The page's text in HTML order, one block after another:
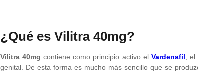
¿Qué es Vilitra 40mg?
Vilitra 40mg contiene como principio activo el Vardenafil ,
genital. De esta forma es mucho más sencillo que se